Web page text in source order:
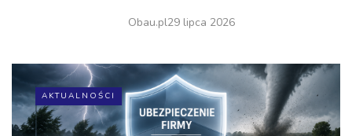
Obau.pl29 lipca 2026
AKTUALNOŚCI